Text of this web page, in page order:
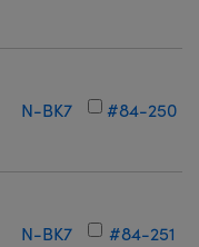
N-BK7 #84-250
N-BK7 #84-251